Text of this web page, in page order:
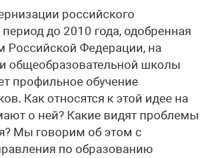
российского
до 2010 года, одобренная
Российской Федерации, на
общеобразовательной школы
профильное обучение
Как относятся к этой идее на
о ней? Какие видят проблемы
Мы говорим об этом с
по образованию